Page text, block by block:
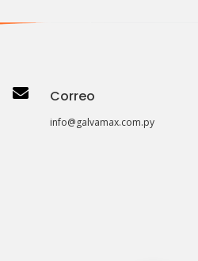
 Correo
info@galvamax.com.py